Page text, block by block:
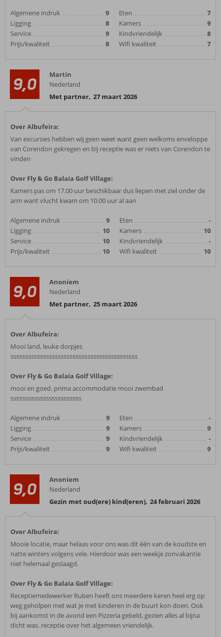
Algemene indruk
9
Ligging
8
Service
9
Prijs/kwaliteit
8
Eten
7
Kamers
9
Kindvriendelijk
8
Wifi kwaliteit
7
9,0
Martin
Nederland
Met partner, 27 maart 2026
Over Albufeira:
Van excursies hebben wij geen weet want geen welkoms enveloppe
van Corendon gekregen en bij receptie was er niets van Corendon te
vinden
Over Fly & Go Balaia Golf Village:
Kamers pas om 17.00 uur beschikbaar dus liepen met ziel onder de
arm want vlucht kwam om 10.00 uur al aan
Algemene indruk
9
Ligging
10
Service
10
Prijs/kwaliteit
10
Eten
-
Kamers
10
Kindvriendelijk
-
Wifi kwaliteit
10
9,0
Anoniem
Nederland
Met partner, 25 maart 2026
Over Albufeira:
Mooi land, leuke dorpjes
sssssssssssssssssssssssssssssssssssssssssss
Over Fly & Go Balaia Golf Village:
mooi en goed. prima accommodatie mooi zwembad
ssssssssssssssssssssssss
Algemene indruk
9
Ligging
9
Service
9
Prijs/kwaliteit
9
Eten
-
Kamers
9
Kindvriendelijk
-
Wifi kwaliteit
9
9,0
Anoniem
Nederland
Gezin met oud(ere) kind(eren), 24 februari 2026
Over Albufeira:
Mooie locatie, maar helaas voor ons was dit één van de koudste en
natte winters volgens vele. Hierdoor was een weekje zonvakantie
niet helemaal geslaagd.
Over Fly & Go Balaia Golf Village:
Receptiemedewerker Ruben heeft ons meerdere keren heel erg op
weg geholpen met wat je met kinderen in de buurt kon doen. Ook
bij aankomst in de avond een Pizzeria gebeld, gezien alles al bijna
dicht was. receptie over het algemeen vriendelijk.